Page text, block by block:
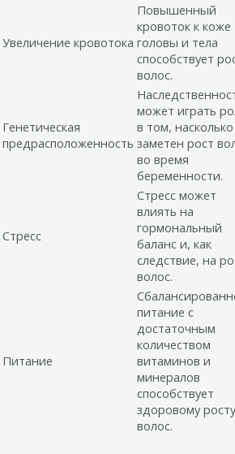
Увеличение кровотока
Повышенный
кровоток к коже
головы и тела
способствует
волос.
Генетическая
предрасположенность
может играть
в том, насколько
заметен рост
во время
беременности.
Стресс
Стресс может
влиять на
гормональный
баланс и, как
следствие, на
волос.
Питание
питание с
достаточным
количеством
витаминов и
минералов
способствует
здоровому росту
волос.